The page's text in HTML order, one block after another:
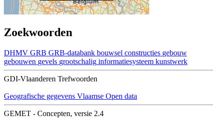
Zoekwoorden
DHMV GRB GRB-databank bouwsel constructies gebouw
gebouwen gevels grootschalig informatiesysteem kunstwerk
GDI-Vlaanderen Trefwoorden
Geografische gegevens Vlaamse Open data
GEMET - Concepten, versie 2.4